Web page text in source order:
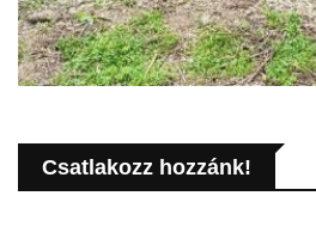
Csatlakozz hozzánk!